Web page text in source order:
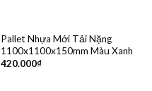
Pallet Nhựa Mới Tải Nặng
1100x1100x150mm Màu Xanh
420.000₫